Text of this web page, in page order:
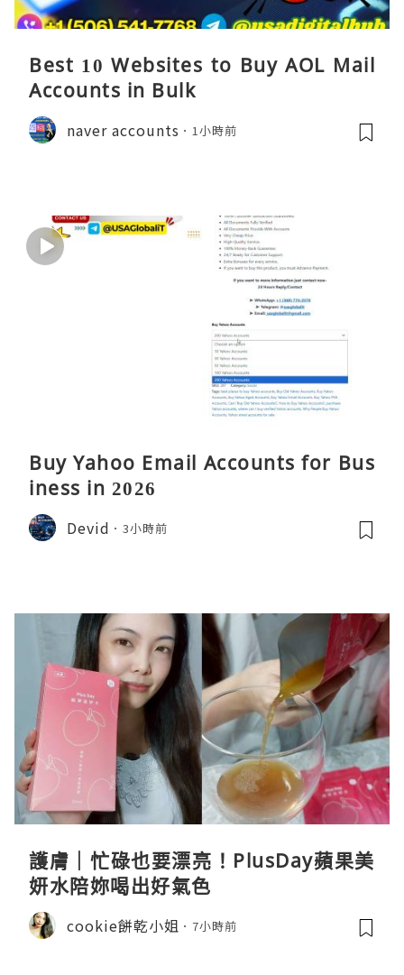
Best 10 Websites to Buy AOL Mail
Accounts in Bulk
naver accounts 1小時前
Buy Yahoo Email Accounts for Bus
iness in 2026
Devid 3小時前
護膚｜忙碌也要漂亮！PlusDay蘋果美
妍水陪妳喝出好氣色
cookie餅乾小姐 7小時前